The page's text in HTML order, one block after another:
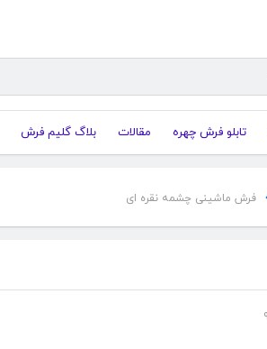
تابلو فرش چهره مقالات بلاگ گلیم فرش
فرش ماشینی چشمه نقره ای